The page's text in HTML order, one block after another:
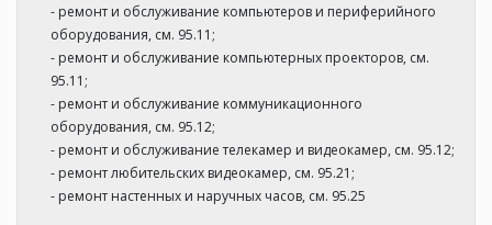
- ремонт и обслуживание компьютеров и периферийного
оборудования, см. 95.11;
- ремонт и обслуживание компьютерных проекторов, см.
95.11;
- ремонт и обслуживание коммуникационного
оборудования, см. 95.12;
- ремонт и обслуживание телекамер и видеокамер, см. 95.12;
- ремонт любительских видеокамер, см. 95.21;
- ремонт настенных и наручных часов, см. 95.25